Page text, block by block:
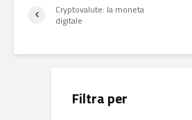
Cryptovalute: la moneta
digitale
Filtra per